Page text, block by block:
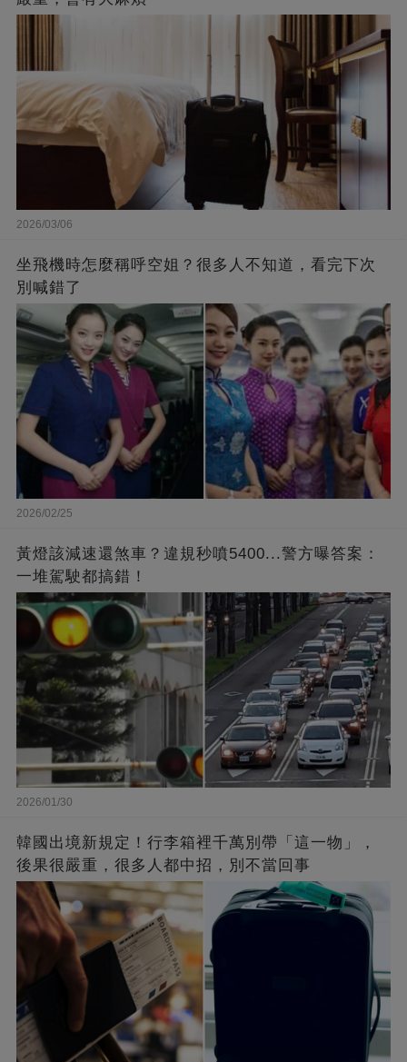
2026/03/06
坐飛機時怎麼稱呼空姐？很多人不知道，看完下次
別喊錯了
2026/02/25
黃燈該減速還煞車？違規秒噴5400...警方曝答案：
一堆駕駛都搞錯！
2026/01/30
韓國出境新規定！行李箱裡千萬別帶「這一物」，
後果很嚴重，很多人都中招，別不當回事